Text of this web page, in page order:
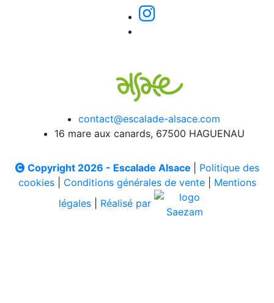
contact@escalade-alsace.com
16 mare aux canards, 67500 HAGUENAU
Copyright 2026 - Escalade Alsace
Politique des
cookies| Conditions générales de vente| Mentions
légales
Réalisé par